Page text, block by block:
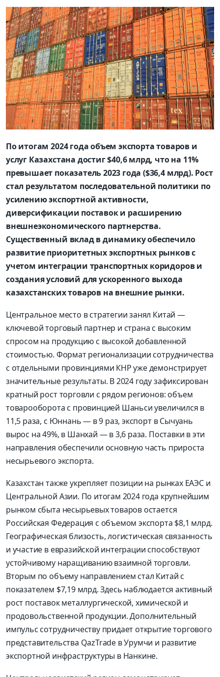
По итогам 2024 года объем экспорта товаров и
услуг Казахстана достиг $40,6 млрд, что на 11%
превышает показатель 2023 года ($36,4 млрд). Рост
стал результатом последовательной политики по
усилению экспортной активности,
диверсификации поставок и расширению
внешнеэкономического партнерства.
Существенный вклад в динамику обеспечило
развитие приоритетных экспортных рынков с
учетом интеграции транспортных коридоров и
создания условий для ускоренного выхода
казахстанских товаров на внешние рынки.
Центральное место в стратегии занял Китай —
ключевой торговый партнер и страна с высоким
спросом на продукцию с высокой добавленной
стоимостью. Формат регионализации сотрудничества
с отдельными провинциями КНР уже демонстрирует
значительные результаты. В 2024 году зафиксирован
кратный рост торговли с рядом регионов: объем
товарооборота с провинцией Шаньси увеличился в
11,5 раза, с Юннань — в 9 раз, экспорт в Сычуань
вырос на 49%, в Шанхай — в 3,6 раза. Поставки в эти
направления обеспечили основную часть прироста
несырьевого экспорта.
Казахстан также укрепляет позиции на рынках ЕАЭС и
Центральной Азии. По итогам 2024 года крупнейшим
рынком сбыта несырьевых товаров остается
Российская Федерация с объемом экспорта $8,1 млрд.
Географическая близость, логистическая связанность
и участие в евразийской интеграции способствуют
устойчивому наращиванию взаимной торговли.
Вторым по объему направлением стал Китай с
показателем $7,19 млрд. Здесь наблюдается активный
рост поставок металлургической, химической и
продовольственной продукции. Дополнительный
импульс сотрудничеству придает открытие торгового
представительства QazTrade в Урумчи и развитие
экспортной инфраструктуры в Нанкине.